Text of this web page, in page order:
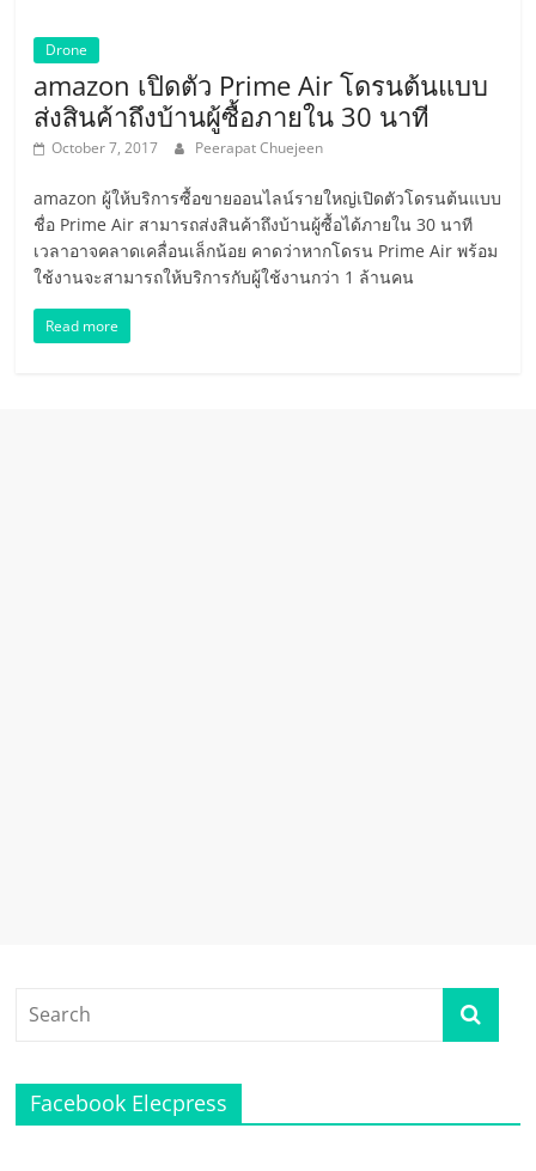
ขับ
เคลื่อน
อัตโนมัติ
Self-
Driving
Car
เคลื่อน
Self-
Driving
Drone
amazon เปิดตัว Prime Air โดรนต้นแบบ
ส่งสินค้าถึงบ้านผู้ซื้อภายใน 30 นาที
October 7, 2017 Peerapat Chuejeen
amazon ผู้ให้บริการซื้อขายออนไลน์รายใหญ่เปิดตัวโดรนต้นแบบ
ชื่อ Prime Air สามารถส่งสินค้าถึงบ้านผู้ซื้อได้ภายใน 30 นาที
เวลาอาจคลาดเคลื่อนเล็กน้อย คาดว่าหากโดรน Prime Air พร้อม
ใช้งานจะสามารถให้บริการกับผู้ใช้งานกว่า 1 ล้านคน
Read more
Facebook Elecpress